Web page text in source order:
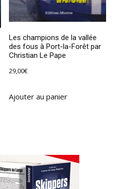
Les champions de la vallée
des fous à Port-la-Forêt par
Christian Le Pape
29,00€
Ajouter au panier